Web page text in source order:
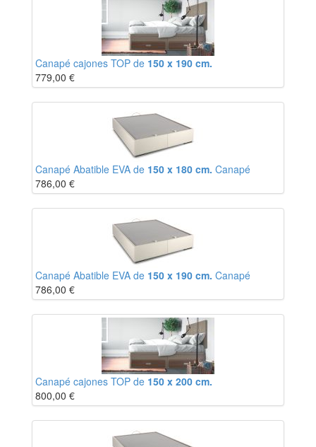
Canapé cajones TOP de 150 x 190 cm.
779,00 €
Canapé Abatible EVA de 150 x 180 cm. Canapé
786,00 €
Canapé Abatible EVA de 150 x 190 cm. Canapé
786,00 €
Canapé cajones TOP de 150 x 200 cm.
800,00 €